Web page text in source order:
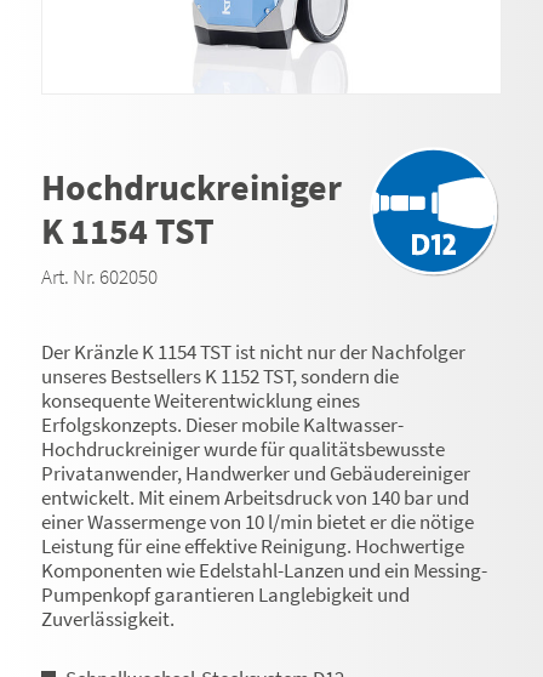
Hochdruckreiniger
K 1154 TST
Art. Nr. 602050
Der Kränzle K 1154 TST ist nicht nur der Nachfolger
unseres Bestsellers K 1152 TST, sondern die
konsequente Weiterentwicklung eines
Erfolgskonzepts. Dieser mobile Kaltwasser-
Hochdruckreiniger wurde für qualitätsbewusste
Privatanwender, Handwerker und Gebäudereiniger
entwickelt. Mit einem Arbeitsdruck von 140 bar und
einer Wassermenge von 10 l/min bietet er die nötige
Leistung für eine effektive Reinigung. Hochwertige
Komponenten wie Edelstahl-Lanzen und ein Messing-
Pumpenkopf garantieren Langlebigkeit und
Zuverlässigkeit.